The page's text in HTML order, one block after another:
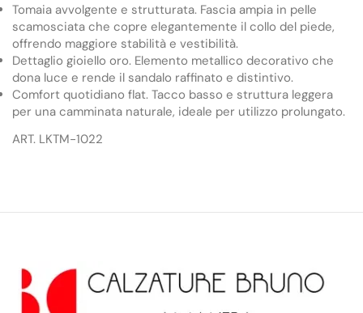
Tomaia avvolgente e strutturata. Fascia ampia in pelle
scamosciata che copre elegantemente il collo del piede,
offrendo maggiore stabilità e vestibilità.
Dettaglio gioiello oro. Elemento metallico decorativo che
dona luce e rende il sandalo raffinato e distintivo.
Comfort quotidiano flat. Tacco basso e struttura leggera
per una camminata naturale, ideale per utilizzo prolungato.
ART. LKTM-1022